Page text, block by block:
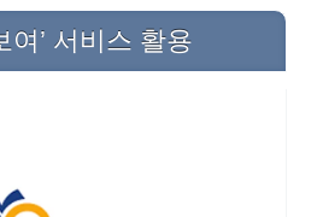
여’ 서비스 활용